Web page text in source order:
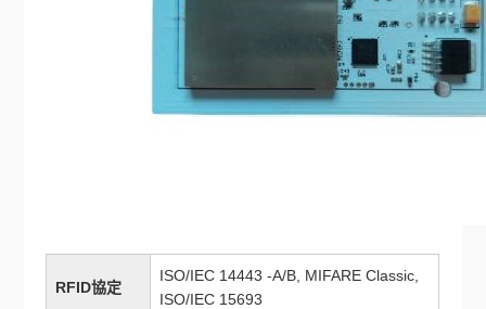
RFID協定
ISO/IEC 14443 -A/B, MIFARE Classic,
ISO/IEC 15693